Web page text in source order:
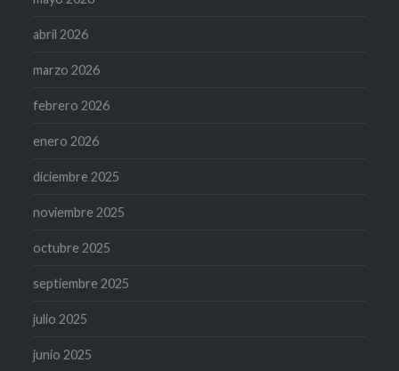
abril 2026
marzo 2026
febrero 2026
enero 2026
diciembre 2025
noviembre 2025
octubre 2025
septiembre 2025
julio 2025
junio 2025